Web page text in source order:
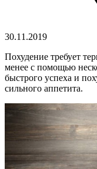
30.11.2019
Похудение требует
менее с помощью
быстрого успеха и
сильного аппетита.